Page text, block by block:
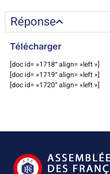
Réponse
Télécharger
[doc id= »1718″ align= »left »]
[doc id= »1719″ align= »left »]
[doc id= »1720″ align= »left »]